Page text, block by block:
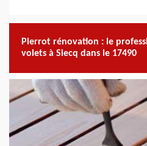
Pierrot rénovation : le
volets à Siecq dans le 17490